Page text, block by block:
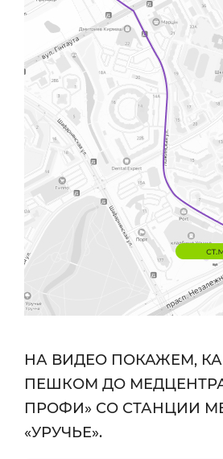
НА ВИДЕО ПОКАЖЕМ,
ПЕШКОМ ДО
ПРОФИ» СО СТАНЦИИ
«УРУЧЬЕ».